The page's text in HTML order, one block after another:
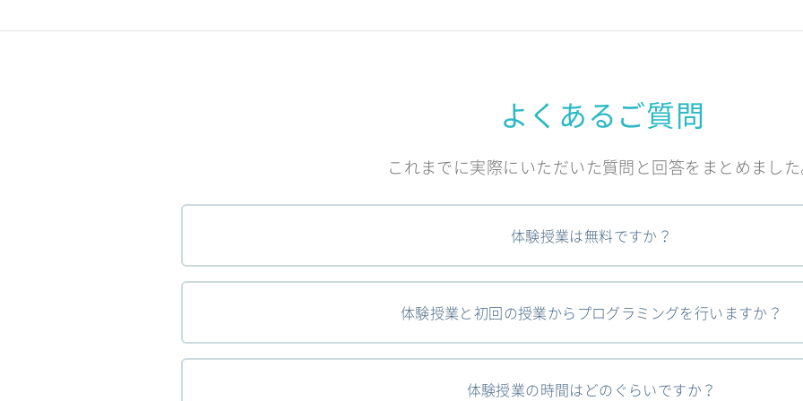
よくあるご質問
これまでに実際にいただいた質問と回答をまとめまし
体験授業は無料ですか？
体験授業と初回の授業からプログラミングを行いますか？
体験授業の時間はどのぐらいですか？